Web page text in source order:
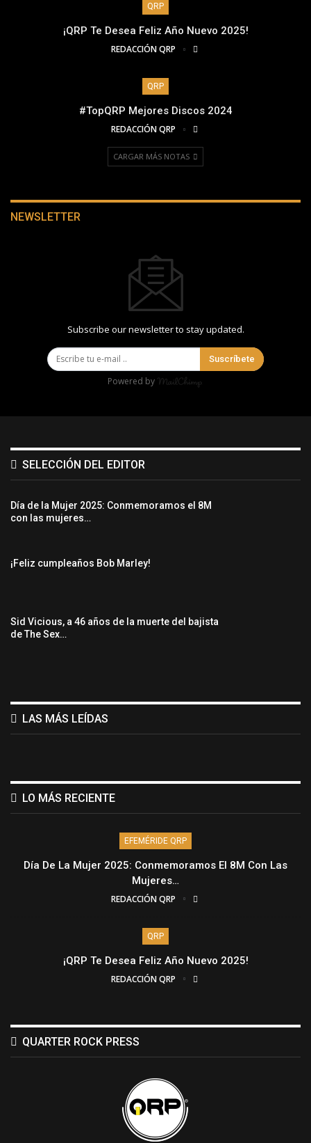
QRP
¡QRP Te Desea Feliz Año Nuevo 2025!
REDACCIÓN QRP
QRP
#TopQRP Mejores Discos 2024
REDACCIÓN QRP
CARGAR MÁS NOTAS
NEWSLETTER
Subscribe our newsletter to stay updated.
Suscríbete
Powered by
SELECCIÓN DEL EDITOR
Día de la Mujer 2025: Conmemoramos el 8M
con las mujeres…
¡Feliz cumpleaños Bob Marley!
Sid Vicious, a 46 años de la muerte del bajista
de The Sex…
LAS MÁS LEÍDAS
LO MÁS RECIENTE
EFEMÉRIDE QRP
Día De La Mujer 2025: Conmemoramos El 8M Con Las
Mujeres…
REDACCIÓN QRP
QRP
¡QRP Te Desea Feliz Año Nuevo 2025!
REDACCIÓN QRP
QUARTER ROCK PRESS